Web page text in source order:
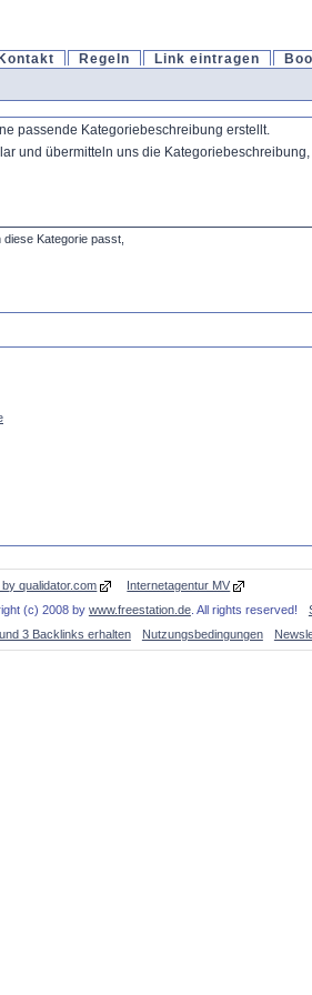
Regeln Link eintragen
passende Kategoriebeschreibung erstellt.
und übermitteln uns die
Kategorie passt,
qualidator.com
Internetagentur MV
(c) 2008 by www.freestation.de. All rights reserved!
3 Backlinks erhalten
Nutzungsbedingungen